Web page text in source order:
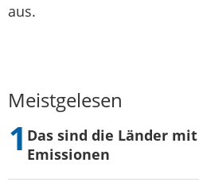
aus.
Meistgelesen
Das sind die Länder
Emissionen